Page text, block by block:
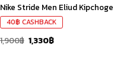
Nike Stride Men Eliud Kipchoge
40฿ CASHBACK
1,900฿ 1,330฿